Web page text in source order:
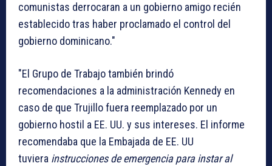
comunistas derrocaran a un gobierno amigo recién
establecido tras haber proclamado el control del
gobierno dominicano."
"El Grupo de Trabajo también brindó
recomendaciones a la administración Kennedy en
caso de que Trujillo fuera reemplazado por un
gobierno hostil a EE. UU. y sus intereses. El informe
recomendaba que la Embajada de EE. UU
tuviera instrucciones de emergencia para instar al